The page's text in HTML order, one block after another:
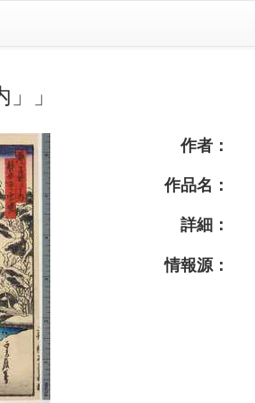
」
作者：
作品名：
詳細：
情報源：